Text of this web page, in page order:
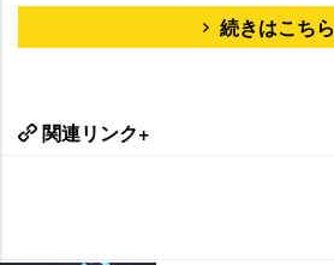
続きはこちら
関連リンク+